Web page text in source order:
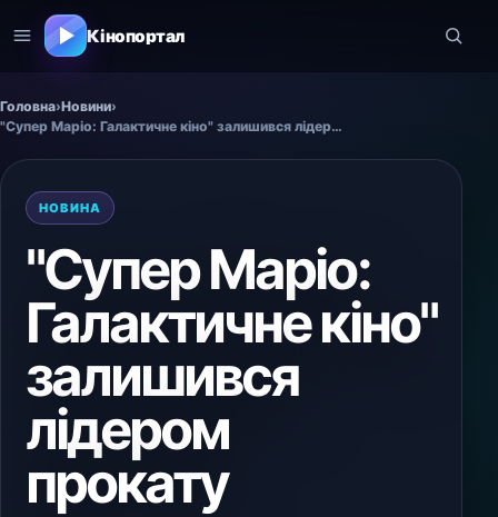
Кінопортал
Головна›Новини›
"Супер Маріо: Галактичне кіно" залишився лідером прокату
НОВИНА
"Супер Маріо:
Галактичне кіно"
залишився
лідером
прокату